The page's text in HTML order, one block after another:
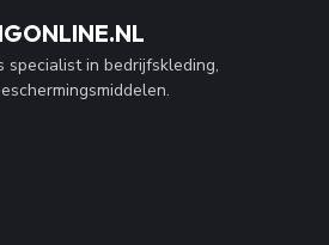
specialist in bedrijfskleding,